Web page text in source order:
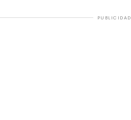
PUBLICIDAD